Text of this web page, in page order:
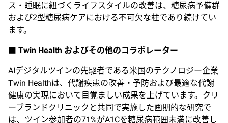
ス・睡眠に紐づくライフスタイルの改善は、糖尿病予備群
および2型糖尿病ケアにおける不可欠な柱であり続けてい
ます。
■ Twin Health およびその他のコラボレーター
AIデジタルツインの先駆者である米国のテクノロジー企業
Twin Healthは、代謝疾患の改善・予防および最適な代謝
健康の実現において目覚ましい成果を上げています。クリ
ーブランドクリニックと共同で実施した画期的な研究で
は、ツイン参加者の71%がA1Cを糖尿病範囲未満に改善し